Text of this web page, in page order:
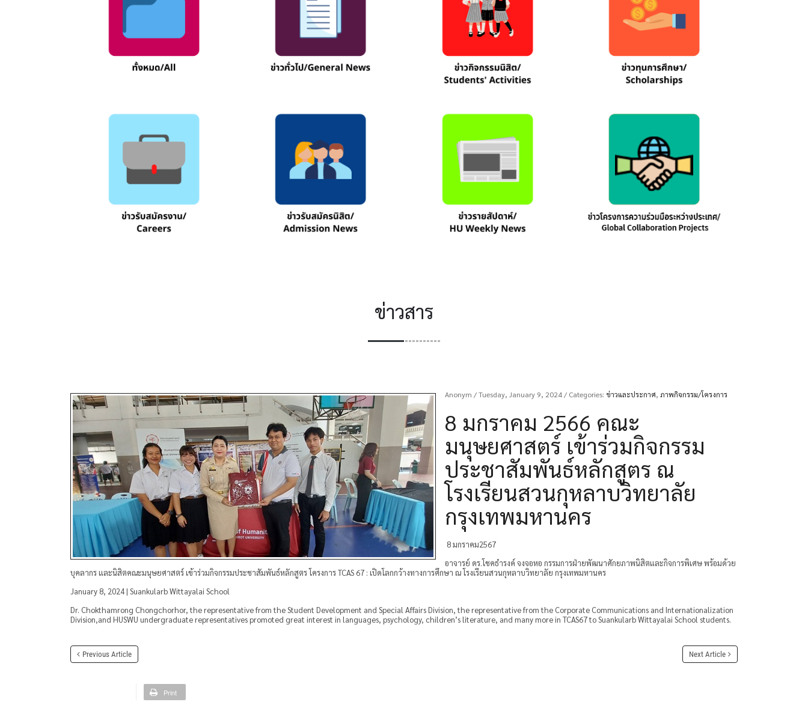
ข่าวสาร
Anonym / Tuesday, January 9, 2024 / Categories: ข่าวและประกาศ, ภาพกิจกรรม/โครงการ
8 มกราคม 2566 คณะ
มนุษยศาสตร์ เข้าร่วมกิจกรรม
ประชาสัมพันธ์หลักสูตร ณ
โรงเรียนสวนกุหลาบวิทยาลัย
กรุงเทพมหานคร
8 มกราคม2567
อาจารย์ ดร.โชคธำรงค์ จงจอหอ กรรมการฝ่ายพัฒนาศักยภาพนิสิตและกิจการพิเศษ พร้อมด้วย
บุคลากร และนิสิตคณะมนุษยศาสตร์ เข้าร่วมกิจกรรมประชาสัมพันธ์หลักสูตร โครงการ TCAS 67 : เปิดโลกกว้างทางการศึกษา ณ โรงเรียนสวนกุหลาบวิทยาลัย กรุงเทพมหานคร
January 8, 2024 | Suankularb Wittayalai School
Dr. Chokthamrong Chongchorhor, the representative from the Student Development and Special Affairs Division, the representative from the Corporate Communications and Internationalization
Division,and HUSWU undergraduate representatives promoted great interest in languages, psychology, children’s literature, and many more in TCAS67 to Suankularb Wittayalai School students.
Previous Article Next Article
Print